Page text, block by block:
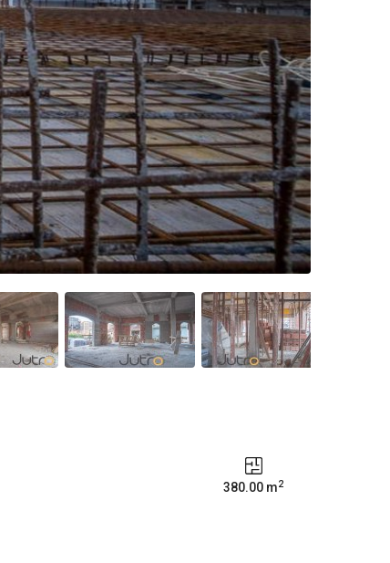
380.00 m2